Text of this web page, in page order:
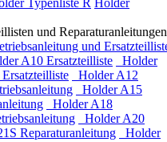
Typenliste R Holder
und Reparaturanleitungen
und
A10 Ersatzteilliste
Holder
Holder A12
Holder A15
Holder A18
Holder A20
Reparaturanleitung
Holder